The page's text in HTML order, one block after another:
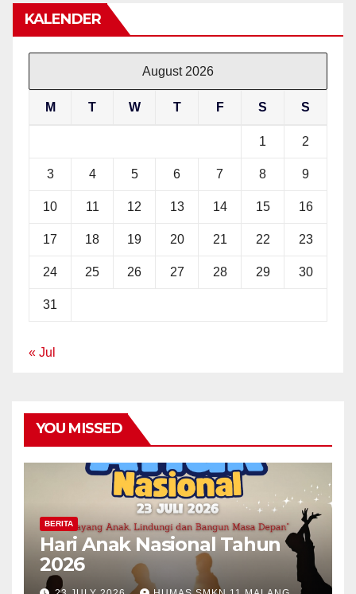
KALENDER
August 2026
M T W T F S S
1 2
3 4 5 6 7 8 9
10 11 12 13 14 15 16
17 18 19 20 21 22 23
24 25 26 27 28 29 30
31
« Jul
YOU MISSED
BERITA
Hari Anak Nasional Tahun
2026